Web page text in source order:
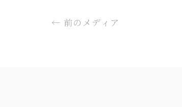
← 前のメディア